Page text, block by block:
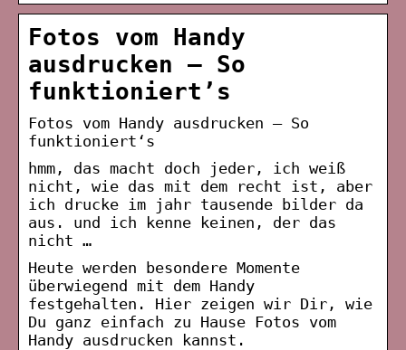
Fotos vom Handy
ausdrucken – So
funktioniert’s
Fotos vom Handy ausdrucken – So
funktioniert‘s
hmm, das macht doch jeder, ich weiß
nicht, wie das mit dem recht ist, aber
ich drucke im jahr tausende bilder da
aus. und ich kenne keinen, der das
nicht …
Heute werden besondere Momente
überwiegend mit dem Handy
festgehalten. Hier zeigen wir Dir, wie
Du ganz einfach zu Hause Fotos vom
Handy ausdrucken kannst.